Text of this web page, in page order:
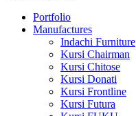
Portfolio
Manufactures
Indachi Furniture
Kursi Chairman
Kursi Chitose
Kursi Donati
Kursi Frontline
Kursi Futura